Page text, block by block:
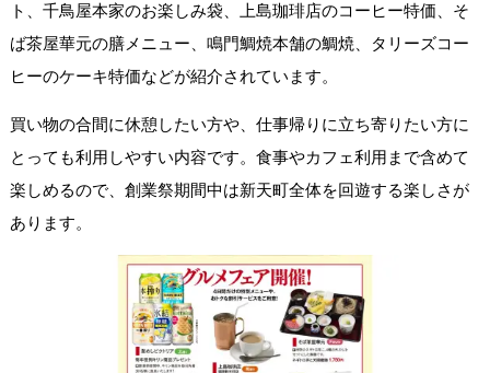
ト、千鳥屋本家のお楽しみ袋、上島珈琲店のコーヒー特価、そ
ば茶屋華元の膳メニュー、鳴門鯛焼本舗の鯛焼、タリーズコー
ヒーのケーキ特価などが紹介されています。
買い物の合間に休憩したい方や、仕事帰りに立ち寄りたい方に
とっても利用しやすい内容です。食事やカフェ利用まで含めて
楽しめるので、創業祭期間中は新天町全体を回遊する楽しさが
あります。